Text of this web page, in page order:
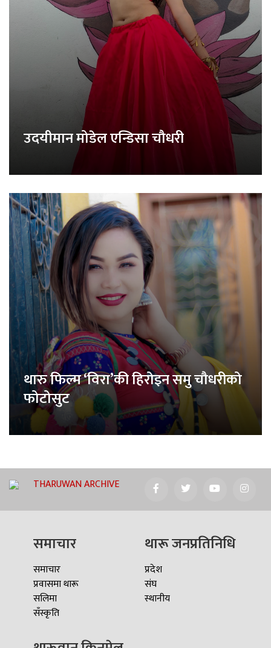
उदयीमान मोडेल एन्डिसा चौधरी
थारु फिल्म ‘विरा’की हिरोइन समु चौधरीको
फोटोसुट
THARUWAN ARCHIVE
समाचार
समाचार
प्रवासमा थारू
सलिमा
सँस्कृति
थारू जनप्रतिनिधि
प्रदेश
संघ
स्थानीय